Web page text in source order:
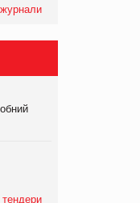
журнали
тендери